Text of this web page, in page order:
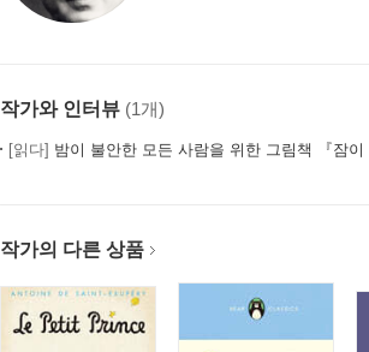
작가와 인터뷰 (1개)
[읽다] 밤이 불안한 모든 사람을 위한 그림책 『잠이 달아
작가의 다른 상품